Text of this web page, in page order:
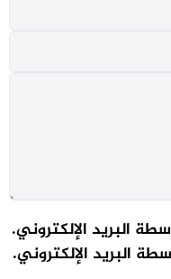
البريد الإلكتروني.
البريد الإلكتروني.